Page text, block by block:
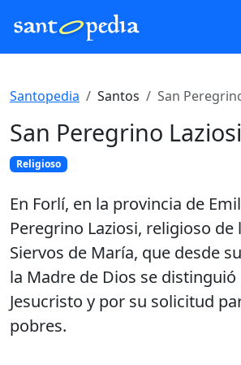
Santopedia Santos San
San Peregrino Laziosi
Religioso
En Forlí, en la provincia de
Peregrino Laziosi, religioso de
Siervos de María, que desde
la Madre de Dios se
Jesucristo y por su solicitud
pobres.